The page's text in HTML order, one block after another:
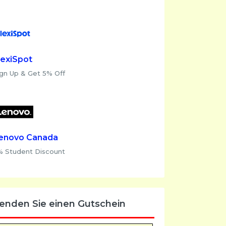
Up & Get 5% Off
Canada
Student Discount
Sie einen Gutschein